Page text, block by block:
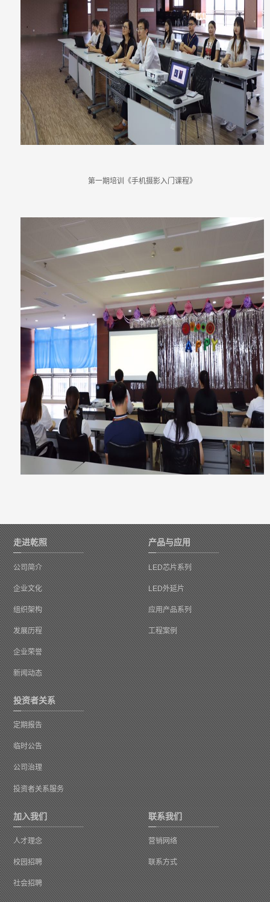
第一期培训《手机摄影入门课程》
走进乾照
公司简介
企业文化
组织架构
发展历程
企业荣誉
新闻动态
产品与应用
LED芯片系列
LED外延片
应用产品系列
工程案例
投资者关系
定期报告
临时公告
公司治理
投资者关系服务
加入我们
人才理念
校园招聘
社会招聘
联系我们
营销网络
联系方式